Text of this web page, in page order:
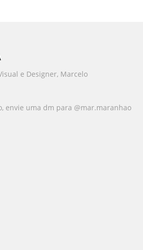
e Designer, Marcelo
envie uma dm para @mar.maranhao